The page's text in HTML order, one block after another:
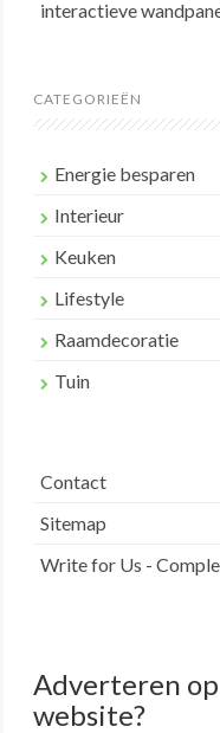
interactieve
CATEGORIEËN
Energie besparen
Interieur
Keuken
Lifestyle
Raamdecoratie
Tuin
Contact
Sitemap
Write for Us -
Adverteren
website?